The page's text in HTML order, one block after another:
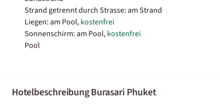
Strand getrennt durch Strasse: am Strand
Liegen: am Pool,kostenfrei
Sonnenschirm: am Pool,kostenfrei
Pool
Hotelbeschreibung Burasari Phuket